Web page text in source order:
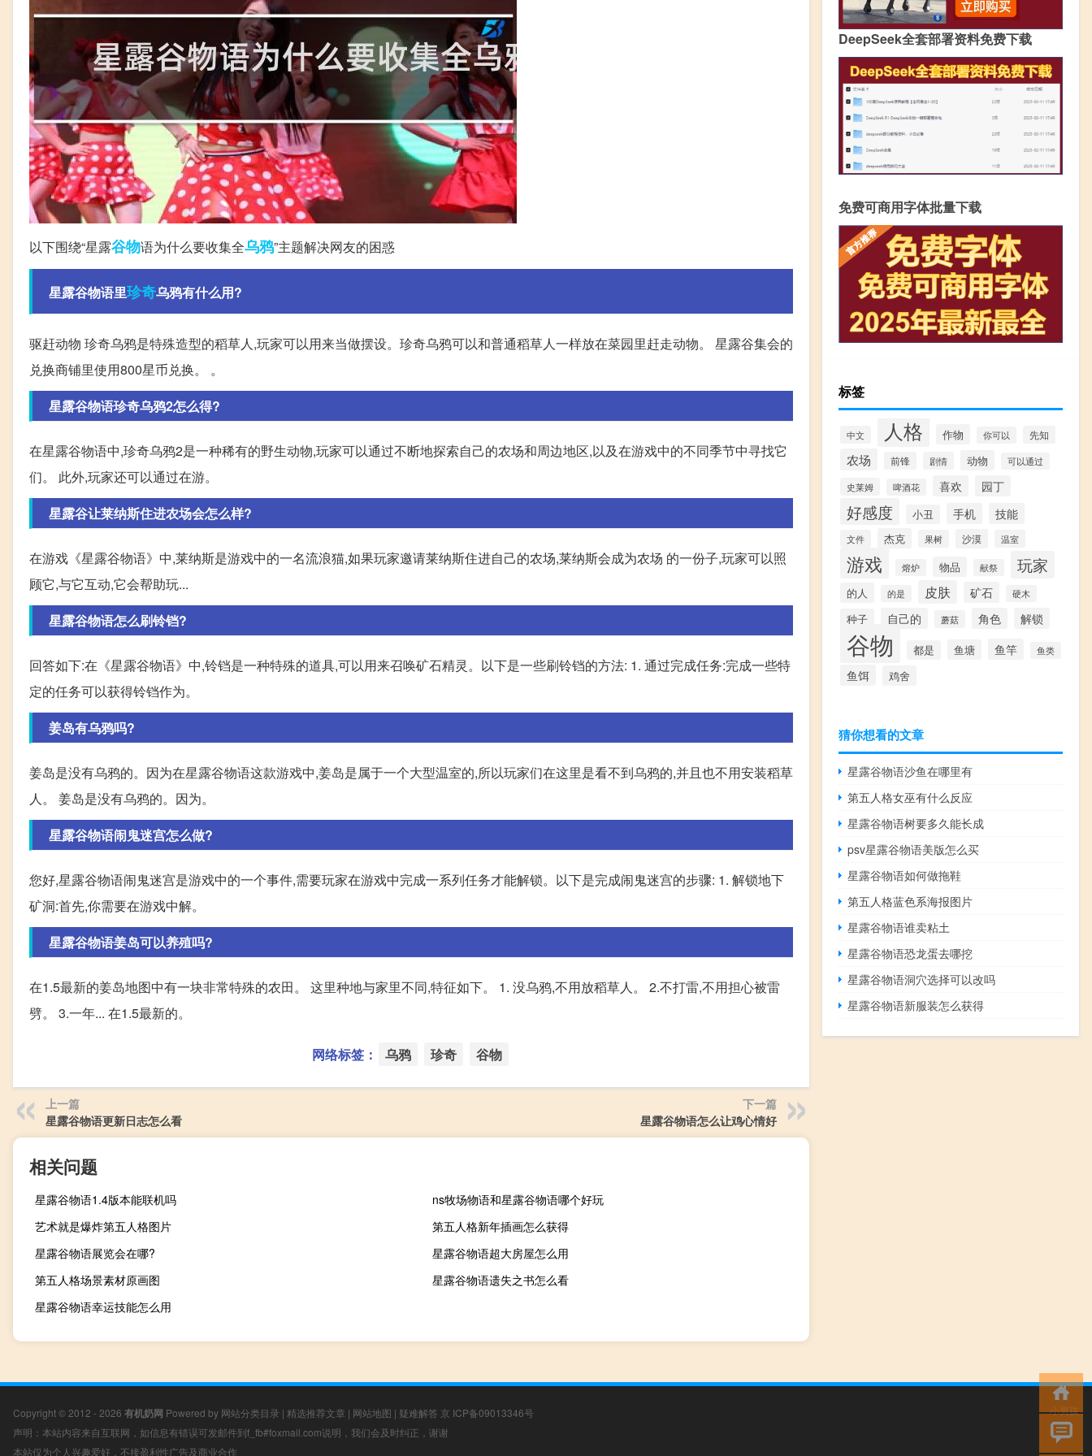
以下围绕“星露谷物语为什么要收集全乌鸦”主题解决网友的困惑
星露谷物语里珍奇乌鸦有什么用?
驱赶动物 珍奇乌鸦是特殊造型的稻草人,玩家可以用来当做摆设。珍奇乌鸦可以和普通稻草人一样放在菜园里赶走动物。 星露谷集会的
兑换商铺里使用800星币兑换。 。
星露谷物语珍奇乌鸦2怎么得?
在星露谷物语中,珍奇乌鸦2是一种稀有的野生动物,玩家可以通过不断地探索自己的农场和周边地区,以及在游戏中的不同季节中寻找它
们。 此外,玩家还可以通过在游。
星露谷让莱纳斯住进农场会怎么样?
在游戏《星露谷物语》中,莱纳斯是游戏中的一名流浪猫,如果玩家邀请莱纳斯住进自己的农场,莱纳斯会成为农场 的一份子,玩家可以照
顾它,与它互动,它会帮助玩...
星露谷物语怎么刷铃铛?
回答如下:在《星露谷物语》中,铃铛是一种特殊的道具,可以用来召唤矿石精灵。以下是一些刷铃铛的方法: 1. 通过完成任务:完成一些特
定的任务可以获得铃铛作为。
姜岛有乌鸦吗?
姜岛是没有乌鸦的。因为在星露谷物语这款游戏中,姜岛是属于一个大型温室的,所以玩家们在这里是看不到乌鸦的,并且也不用安装稻草
人。 姜岛是没有乌鸦的。因为。
星露谷物语闹鬼迷宫怎么做?
您好,星露谷物语闹鬼迷宫是游戏中的一个事件,需要玩家在游戏中完成一系列任务才能解锁。以下是完成闹鬼迷宫的步骤: 1. 解锁地下
矿洞:首先,你需要在游戏中解。
星露谷物语姜岛可以养殖吗?
在1.5最新的姜岛地图中有一块非常特殊的农田。 这里种地与家里不同,特征如下。 1. 没乌鸦,不用放稻草人。 2.不打雷,不用担心被雷
劈。 3.一年... 在1.5最新的。
网络标签： 乌鸦 珍奇 谷物
上一篇
星露谷物语更新日志怎么看
下一篇
星露谷物语怎么让鸡心情好
相关问题
星露谷物语1.4版本能联机吗
ns牧场物语和星露谷物语哪个好玩
艺术就是爆炸第五人格图片
第五人格新年插画怎么获得
星露谷物语展览会在哪?
星露谷物语超大房屋怎么用
第五人格场景素材原画图
星露谷物语遗失之书怎么看
星露谷物语幸运技能怎么用
DeepSeek全套部署资料免费下载
免费可商用字体批量下载
标签
中文 人格 作物 你可以 先知
农场 前锋 剧情 动物 可以通过
史莱姆 啤酒花 喜欢 园丁
好感度 小丑 手机 技能
文件 杰克 果树 沙漠 温室
游戏 熔炉 物品 献祭 玩家
的人 的是 皮肤 矿石 硬木
种子 自己的 蘑菇 角色 解锁
谷物 都是 鱼塘 鱼竿 鱼类
鱼饵 鸡舍
猜你想看的文章
星露谷物语沙鱼在哪里有
第五人格女巫有什么反应
星露谷物语树要多久能长成
psv星露谷物语美版怎么买
星露谷物语如何做拖鞋
第五人格蓝色系海报图片
星露谷物语谁卖粘土
星露谷物语恐龙蛋去哪挖
星露谷物语洞穴选择可以改吗
星露谷物语新服装怎么获得
Copyright © 2012 - 2026 有机奶网 Powered by 网站分类目录 | 精选推荐文章 | 网站地图 | 疑难解答 京 ICP备09013346号
声明：本站内容来自互联网，如信息有错误可发邮件到f_fb#foxmail.com说明，我们会及时纠正，谢谢
本站仅为个人兴趣爱好，不接盈利性广告及商业合作
小男孩